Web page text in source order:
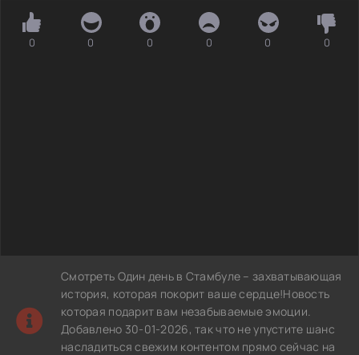
0 0 0 0 0 0
Смотреть Один день в Стамбуле – захватывающая
история, которая покорит ваше сердце!Новость
которая подарит вам незабываемые эмоции.
Добавлено 30-01-2026, так что не упустите шанс
насладиться свежим контентом прямо сейчас на